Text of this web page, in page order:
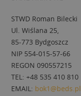
STWD Roman Bilecki
Ul. Wiślana 25,
85-773 Bydgoszcz
NIP 554-015-57-66
REGON 090557215
TEL: +48 535 410 810
EMAIL: bok1@beds.pl